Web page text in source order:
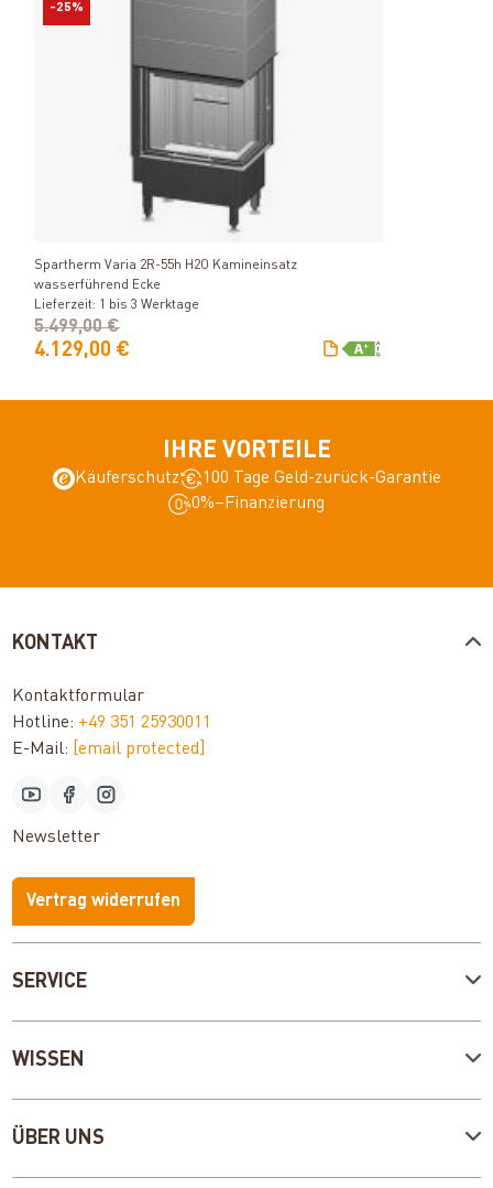
-25%
Produkt ansehen
Spartherm Varia 2R-55h H2O Kamineinsatz
wasserführend Ecke
Lieferzeit: 1 bis 3 Werktage
4.129,00 €
5.499,00 €
IHRE VORTEILE
Käuferschutz
100 Tage Geld-zurück-Garantie
0%–Finanzierung
SERVICE
WISSEN
ÜBER UNS
KONTAKT
Kontaktformular
Hotline: +49 351 25930011
E-Mail:
[email protected]
Newsletter
Vertrag widerrufen